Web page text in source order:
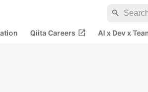
search
Qiita Careers open_in_new AI x Dev x